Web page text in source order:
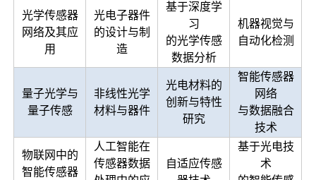
光学传感器
网络及其应
用
光电子器件
的设计与制
造
基于深度学
习
的光学传感
数据分析
机器视觉与
自动化检测
量子光学与
量子传感
非线性光学
材料与器件
光电材料的
创新与特性
研究
智能传感器
网络
与数据融合
技术
物联网中的
智能传感器
人工智能在
传感器数据
自适应传感
基于光电技
术